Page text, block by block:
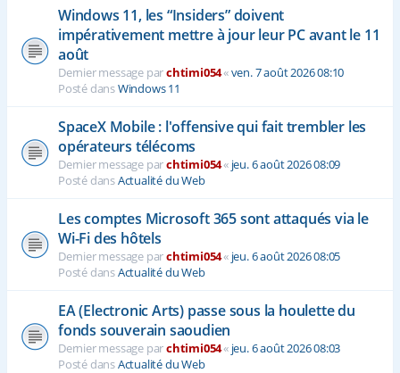
Windows 11, les “Insiders” doivent
impérativement mettre à jour leur PC avant le 11
août
Dernier message parchtimi054«ven. 7 août 2026 08:10
Posté dansWindows 11
SpaceX Mobile : l'offensive qui fait trembler les
opérateurs télécoms
Dernier message parchtimi054« jeu. 6 août 2026 08:09
Posté dansActualité du Web
Les comptes Microsoft 365 sont attaqués via le
Wi-Fi des hôtels
Dernier message parchtimi054« jeu. 6 août 2026 08:05
Posté dansActualité du Web
EA (Electronic Arts) passe sous la houlette du
fonds souverain saoudien
Dernier message parchtimi054« jeu. 6 août 2026 08:03
Posté dansActualité du Web